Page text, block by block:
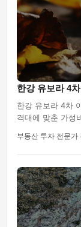
한강 유보라 4
한강 유보라 4차
격대에 맞춘 가성
부동산 투자 전문가